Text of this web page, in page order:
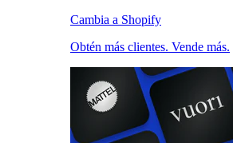
Cambia a Shopify
Obtén más clientes. Vende más.